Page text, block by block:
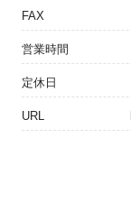
FAX
営業時間
定休日
URL